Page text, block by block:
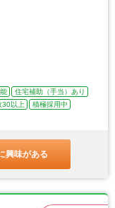
住宅補助（手当）あり
30以上
積極採用中
興味がある